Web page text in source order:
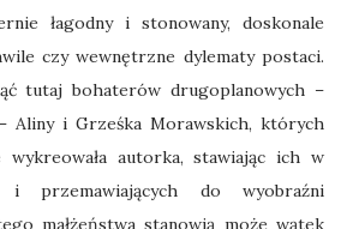
łagodny i stonowany, doskonale
czy wewnętrzne dylematy postaci.
tutaj bohaterów drugoplanowych –
Aliny i Grześka Morawskich, których
wykreowała autorka, stawiając ich w
i przemawiających do wyobraźni
małżeństwa stanowią może wątek